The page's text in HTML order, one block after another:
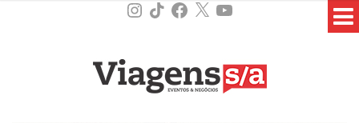
Instagram
TikTokFacebook
X YouTube